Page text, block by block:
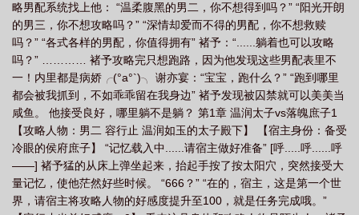
略男配系统找上他： “温柔腹黑的男二，你不想得到吗？” “阳光开朗
的男三，你不想攻略吗？” “深情却爱而不得的男配，你不想救赎
吗？” “各式各样的男配，你值得拥有” 褚予：“......躺着也可以攻略
吗？” ………… 褚予攻略完只想跑路，因为他发现这些男配表里不
一！内里都是病娇╭(°a°`)╮ 谢亦宴：“宝宝，跑什么？” “跑到哪里
都会被我抓到，不如乖乖留在我身边” 褚予发现被囚禁就可以美美当
咸鱼。 他接受良好，哪里躺不是躺？ 第1章 温润太子vs落魄庶子1
【攻略人物：男二 容行止 温润如玉的太子殿下】 【宿主身份：备受
冷眼的侯府庶子】 “记忆载入中......请宿主做好准备” [呼.....呼......呼
——] 褚予猛的从床上弹坐起来，抬起手按了按太阳穴，突然接受大
量记忆，使他茫然好些时候。 “666？” “在的，宿主，这是第一个世
界，请宿主将攻略人物的好感度提升至100，就是任务完成哦。”